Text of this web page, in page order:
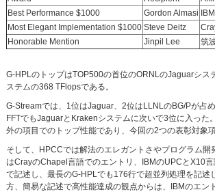
Best Performance $1000
Gordon Almasi IBM
Most Elegant Implementation $1000 Steve Deitz
Honorable Mention
Jinpil Lee 筑
G-HPLのトップはTOP500の首位のORNLのJaguarシ
ステムの368 TFlopsである。
G-Streamでは、1位はJaguar、2位はLLNLのBG/Pが占
FFTでもJaguarとKrakenシステムに次いで3位に入っ
外の項目でのトップ性能であり、今回の2つの表彰対象
そして、HPCCでは解法のエレガントさやプログラム
はCrayのChapel言語でのエントリ、IBMのUPCとX10
で記述し、最長のG-HPLでも176行で超並列処理を記
方、簡易な記述で高性能達成の観点からは、IBMのエン